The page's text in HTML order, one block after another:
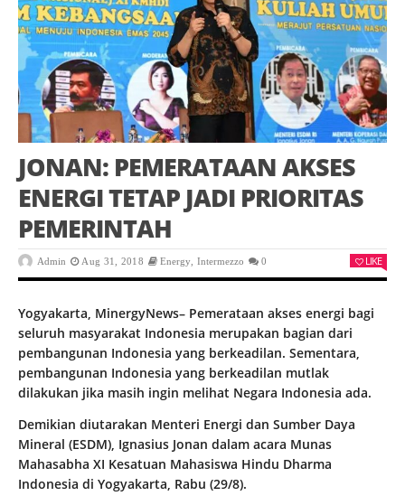
JONAN: PEMERATAAN AKSES
ENERGI TETAP JADI PRIORITAS
PEMERINTAH
Admin Aug 31, 2018 Energy Intermezzo 0 LIKE
Yogyakarta, MinergyNews– Pemerataan akses energi bagi
seluruh masyarakat Indonesia merupakan bagian dari
pembangunan Indonesia yang berkeadilan. Sementara,
pembangunan Indonesia yang berkeadilan mutlak
dilakukan jika masih ingin melihat Negara Indonesia ada.
Demikian diutarakan Menteri Energi dan Sumber Daya
Mineral (ESDM), Ignasius Jonan dalam acara Munas
Mahasabha XI Kesatuan Mahasiswa Hindu Dharma
Indonesia di Yogyakarta, Rabu (29/8).